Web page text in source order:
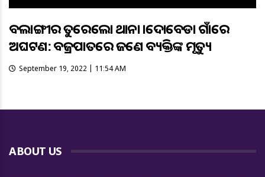
ବଲାଙ୍ଗୀର ତୁରେକେଲା ଥାନା କାଦୋବେଡା ଗାଁରେ
ଅଘଟଣ: ବଜ୍ରପାତରେ ଜଣେ ବ୍ୟକ୍ତିଙ୍କ ମୃତ୍ୟୁ
September 19, 2022 | 11:54 AM
ABOUT US